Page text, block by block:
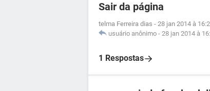
Sair da página
telma Ferreira dias - 28 jan 2014 à
usuário anônimo - 28 jan 2014 à
1 Respostas